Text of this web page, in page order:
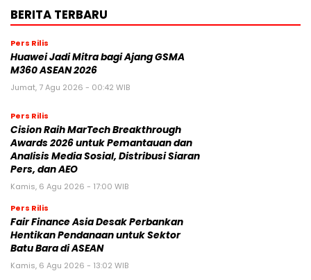
BERITA TERBARU
Pers Rilis
Huawei Jadi Mitra bagi Ajang GSMA
M360 ASEAN 2026
Jumat, 7 Agu 2026 - 00:42 WIB
Pers Rilis
Cision Raih MarTech Breakthrough
Awards 2026 untuk Pemantauan dan
Analisis Media Sosial, Distribusi Siaran
Pers, dan AEO
Kamis, 6 Agu 2026 - 17:00 WIB
Pers Rilis
Fair Finance Asia Desak Perbankan
Hentikan Pendanaan untuk Sektor
Batu Bara di ASEAN
Kamis, 6 Agu 2026 - 13:02 WIB